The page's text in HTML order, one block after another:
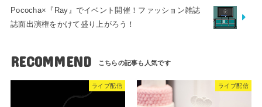
Pococha×『Ray』でイベント開催！ファッション雑誌
誌面出演権をかけて盛り上がろう！
RECOMMEND
ライブ配信 ライブ配信